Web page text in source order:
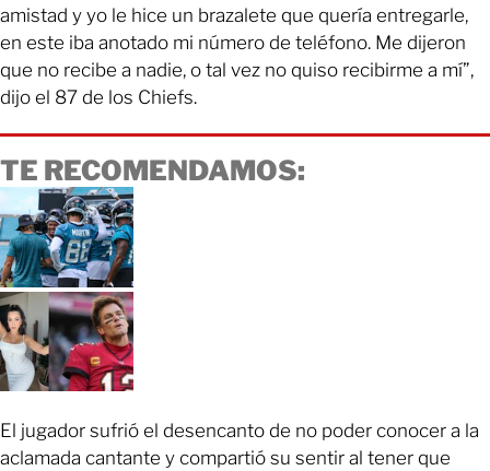
amistad y yo le hice un brazalete que quería entregarle,
en este iba anotado mi número de teléfono. Me dijeron
que no recibe a nadie, o tal vez no quiso recibirme a mí”,
dijo el 87 de los Chiefs.
TE RECOMENDAMOS:
El jugador sufrió el desencanto de no poder conocer a la
aclamada cantante y compartió su sentir al tener que